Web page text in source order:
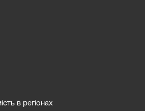
в регіонах